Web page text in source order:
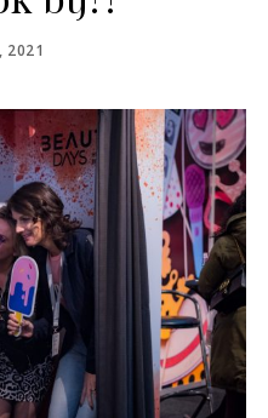
2021